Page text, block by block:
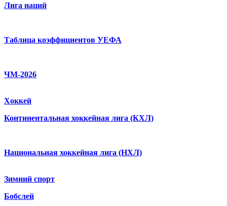
Лига наций
Таблица коэффициентов УЕФА
ЧМ-2026
Хоккей
Континентальная хоккейная лига (КХЛ)
Национальная хоккейная лига (НХЛ)
Зимний спорт
Бобслей